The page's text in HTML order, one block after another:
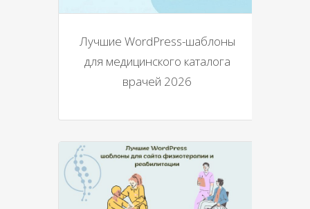
Лучшие WordPress-шаблоны
для медицинского каталога
врачей 2026